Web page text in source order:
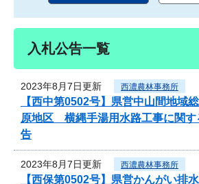
入札公告一覧
2023年8月7日更新 西濃農林事務所
【西中第0502号】県営中山間地
原地区 横縄手湯用水路工事に関す
告
2023年8月7日更新 西濃農林事務所
【西保第0502号】県営かんがい排